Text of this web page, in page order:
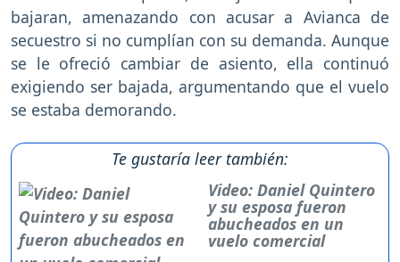
bajaran, amenazando con acusar a Avianca de
secuestro si no cumplían con su demanda. Aunque
se le ofreció cambiar de asiento, ella continuó
exigiendo ser bajada, argumentando que el vuelo
se estaba demorando.
Te gustaría leer también:
Video: Daniel Quintero
y su esposa fueron
abucheados en un
vuelo comercial